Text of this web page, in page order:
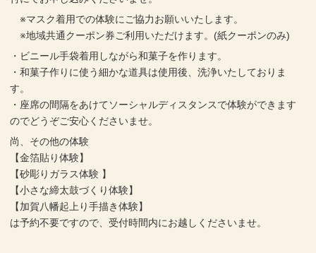
※マスク着用での体験にご協力お願いいたします。
※地域共通クーポン券ご利用いただけます。(紙クーポンのみ)
・ビニール手袋着用しながら和菓子を作ります。
・和菓子作りに使う細かな道具は使用後、洗浄いたしておりま
す。
・座席の間隔をあけてソーシャルディスタンスで体験ができます
のでどうぞご安心くださいませ。
尚、その他の体験
【金箔貼り体験】
【砂彫りガラス体験 】
【小さな締太鼓づくり体験】
【加賀八幡起上り手描き体験】
は予約不要ですので、受付時間内にお越しくださいませ。